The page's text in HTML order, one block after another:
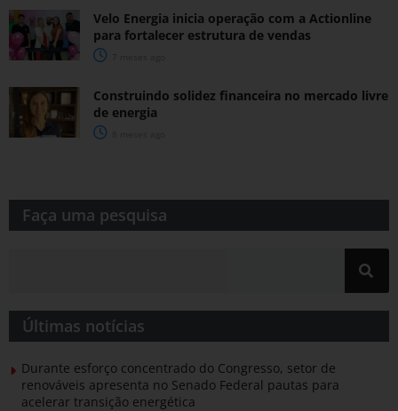
Velo Energia inicia operação com a Actionline
para fortalecer estrutura de vendas
Construindo solidez financeira no mercado livre
de energia
Faça uma pesquisa​​
Últimas notícias
Durante esforço concentrado do Congresso, setor de
renováveis apresenta no Senado Federal pautas para
acelerar transição energética